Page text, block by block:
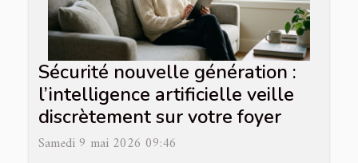
Sécurité nouvelle génération :
l’intelligence artificielle veille
discrètement sur votre foyer
Samedi 9 mai 2026 09:46